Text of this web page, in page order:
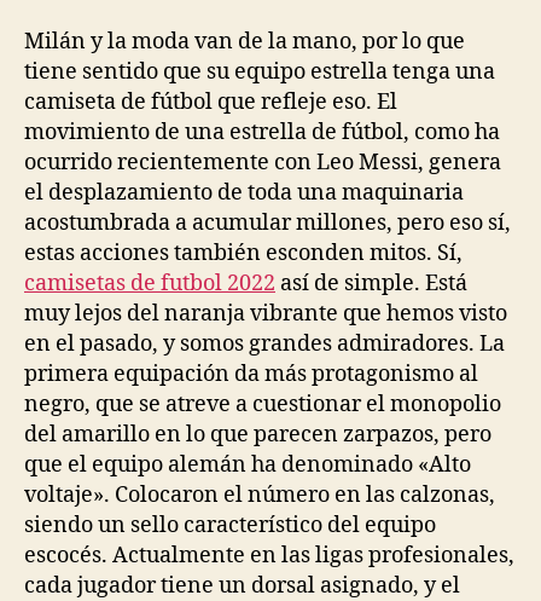
Milán y la moda van de la mano, por lo que
tiene sentido que su equipo estrella tenga una
camiseta de fútbol que refleje eso. El
movimiento de una estrella de fútbol, como ha
ocurrido recientemente con Leo Messi, genera
el desplazamiento de toda una maquinaria
acostumbrada a acumular millones, pero eso sí,
estas acciones también esconden mitos. Sí,
camisetas de futbol 2022 así de simple. Está
muy lejos del naranja vibrante que hemos visto
en el pasado, y somos grandes admiradores. La
primera equipación da más protagonismo al
negro, que se atreve a cuestionar el monopolio
del amarillo en lo que parecen zarpazos, pero
que el equipo alemán ha denominado «Alto
voltaje». Colocaron el número en las calzonas,
siendo un sello característico del equipo
escocés. Actualmente en las ligas profesionales,
cada jugador tiene un dorsal asignado, y el